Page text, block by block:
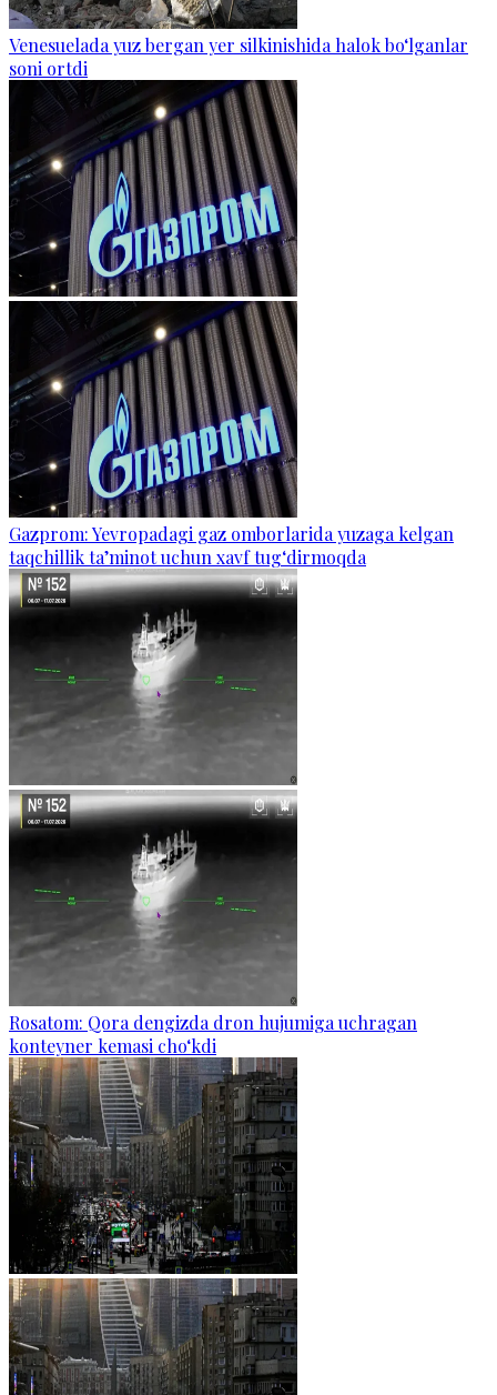
Venesuelada yuz bergan yer silkinishida halok bo‘lganlar
soni ortdi
Gazprom: Yevropadagi gaz omborlarida yuzaga kelgan
taqchillik ta’minot uchun xavf tug‘dirmoqda
Rosatom: Qora dengizda dron hujumiga uchragan
konteyner kemasi cho‘kdi